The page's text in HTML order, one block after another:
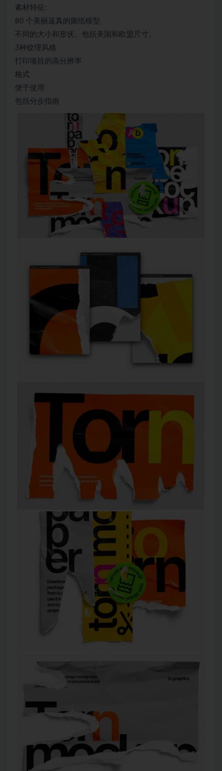
素材特征:
80 个美丽逼真的撕纸模型
不同的大小和形状。包括美国和欧盟尺寸。
3种纹理风格
打印项目的高分辨率
格式
便于使用
包括分步指南